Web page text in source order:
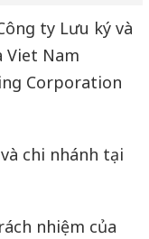
ty Lưu ký và
Viet Nam
Corporation
chi nhánh tại
nhiệm của